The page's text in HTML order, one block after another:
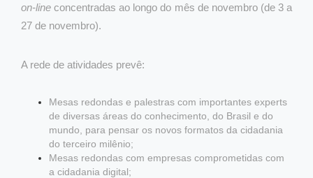
on-line concentradas ao longo do mês de novembro (de 3 a
27 de novembro).
A rede de atividades prevê:
Mesas redondas e palestras com importantes experts
de diversas áreas do conhecimento, do Brasil e do
mundo, para pensar os novos formatos da cidadania
do terceiro milênio;
Mesas redondas com empresas comprometidas com
a cidadania digital;